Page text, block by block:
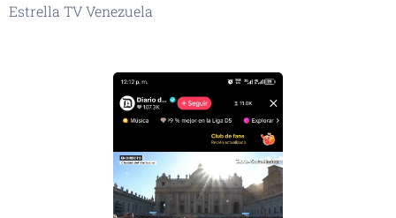
Estrella TV Venezuela